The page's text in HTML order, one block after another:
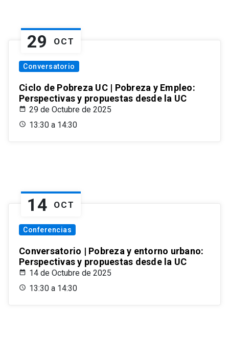
29 OCT
Conversatorio
Ciclo de Pobreza UC | Pobreza y Empleo:
Perspectivas y propuestas desde la UC
29 de Octubre de 2025
13:30 a 14:30
14 OCT
Conferencias
Conversatorio | Pobreza y entorno urbano:
Perspectivas y propuestas desde la UC
14 de Octubre de 2025
13:30 a 14:30